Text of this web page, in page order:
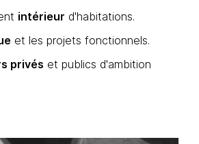
intérieur d'habitations.
et les projets fonctionnels.
privés et publics d'ambition